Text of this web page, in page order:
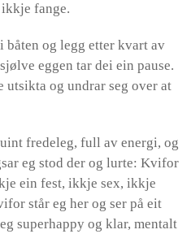
fange.
båten og legg etter kvart av
eggen tar dei ein pause.
og undrar seg over at
fredeleg, full av energi, og
eg stod der og lurte: Kvifor
ein fest, ikkje sex, ikkje
står eg her og ser på eit
superhappy og klar, mentalt